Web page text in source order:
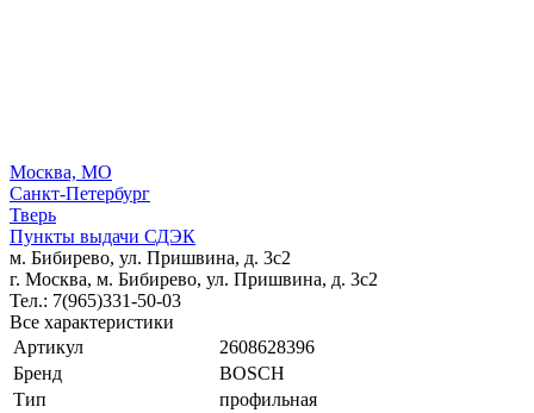
Москва, МО
Санкт-Петербург
Тверь
Пункты выдачи СДЭК
м. Бибирево, ул. Пришвина, д. 3с2
г. Москва, м. Бибирево, ул. Пришвина, д. 3с2
Тел.: 7(965)331-50-03
Все характеристики
Артикул
2608628396
Бренд
BOSCH
Тип
профильная